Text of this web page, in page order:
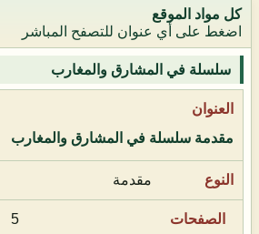
كل مواد الموقع
اضغط على أي عنوان للتصفح المباشر
سلسلة في المشارق والمغارب
مقدمة سلسلة في المشارق والمغارب
مقدمة
5